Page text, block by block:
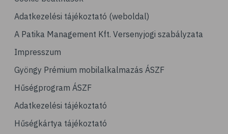
# ínhüvelygyulladás
# tél
# vérnyomásmérés
# kardiológia
# kardiovaszkuláris betegségek
Adatkezelési tájékoztató (weboldal)
A Patika Management Kft. Versenyjogi szabályzata
Impresszum
Gyöngy Prémium mobilalkalmazás ÁSZF
Hűségprogram ÁSZF
Adatkezelési tájékoztató
Hűségkártya tájékoztató